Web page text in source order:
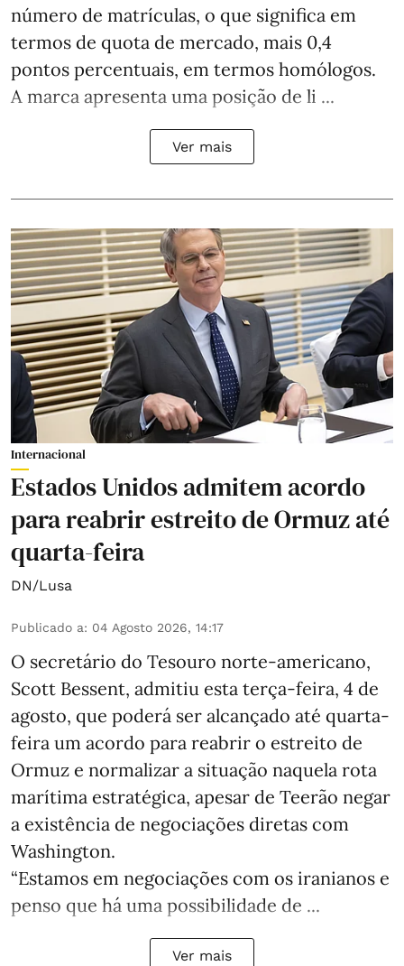
número de matrículas, o que significa em
termos de quota de mercado, mais 0,4
pontos percentuais, em termos homólogos.
A marca apresenta uma posição de li ...
Ver mais
Internacional
Estados Unidos admitem acordo
para reabrir estreito de Ormuz até
quarta-feira
DN/Lusa
Publicado a: 04 Agosto 2026, 14:17
O secretário do Tesouro norte-americano,
Scott Bessent, admitiu esta terça-feira, 4 de
agosto, que poderá ser alcançado até quarta-
feira um acordo para reabrir o estreito de
Ormuz e normalizar a situação naquela rota
marítima estratégica, apesar de Teerão negar
a existência de negociações diretas com
Washington.
“Estamos em negociações com os iranianos e
penso que há uma possibilidade de ...
Ver mais